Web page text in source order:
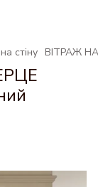
стіну ВІТРАЖ